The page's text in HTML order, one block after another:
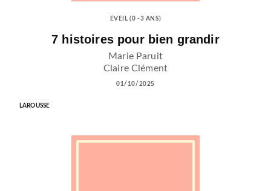
EVEIL (0 -3 ANS)
7 histoires pour bien grandir
Marie Paruit
Claire Clément
01/10/2025
LAROUSSE